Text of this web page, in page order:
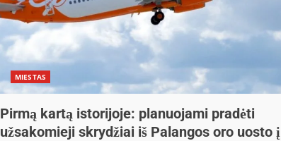
MIESTAS
Pirmą kartą istorijoje: planuojami pradėti
užsakomieji skrydžiai iš Palangos oro uosto į